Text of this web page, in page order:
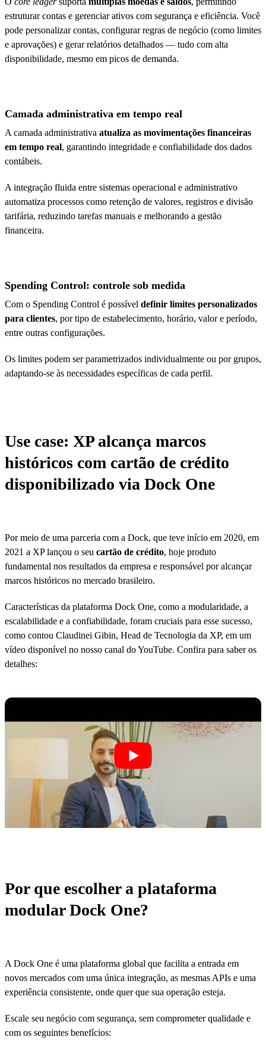
estruturar contas e gerenciar ativos com segurança e eficiência. Você
pode personalizar contas, configurar regras de negócio (como limites
e aprovações) e gerar relatórios detalhados — tudo com alta
disponibilidade, mesmo em picos de demanda.
Camada administrativa em tempo real
A camada administrativa atualiza as movimentações financeiras
em tempo real, garantindo integridade e confiabilidade dos dados
contábeis.
A integração fluida entre sistemas operacional e administrativo
automatiza processos como retenção de valores, registros e divisão
tarifária, reduzindo tarefas manuais e melhorando a gestão
financeira.
Spending Control: controle sob medida
Com o Spending Control é possível definir limites personalizados
para clientes, por tipo de estabelecimento, horário, valor e período,
entre outras configurações.
Os limites podem ser parametrizados individualmente ou por grupos,
adaptando-se às necessidades específicas de cada perfil.
Use case: XP alcança marcos
históricos com cartão de crédito
disponibilizado via Dock One
Por meio de uma parceria com a Dock, que teve início em 2020, em
2021 a XP lançou o seu cartão de crédito, hoje produto
fundamental nos resultados da empresa e responsável por alcançar
marcos históricos no mercado brasileiro.
Características da plataforma Dock One, como a modularidade, a
escalabilidade e a confiabilidade, foram cruciais para esse sucesso,
como contou Claudinei Gibin, Head de Tecnologia da XP, em um
vídeo disponível no nosso canal do YouTube. Confira para saber os
detalhes:
Por que escolher a plataforma
modular Dock One?
A Dock One é uma plataforma global que facilita a entrada em
novos mercados com uma única integração, as mesmas APIs e uma
experiência consistente, onde quer que sua operação esteja.
Escale seu negócio com segurança, sem comprometer qualidade e
com os seguintes benefícios: